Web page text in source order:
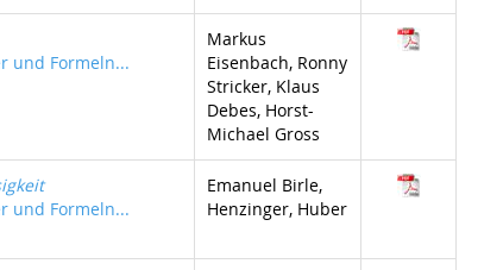
und Formeln...
Markus
Eisenbach, Ronny
Stricker, Klaus
Debes, Horst-
Michael Gross
und Formeln...
Emanuel Birle,
Henzinger, Huber